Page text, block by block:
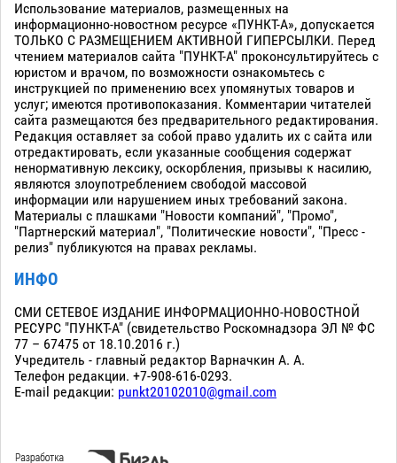
Использование материалов, размещенных на
информационно-новостном ресурсе «ПУНКТ-А», допускается
ТОЛЬКО С РАЗМЕЩЕНИЕМ АКТИВНОЙ ГИПЕРСЫЛКИ. Перед
чтением материалов сайта "ПУНКТ-А" проконсультируйтесь с
юристом и врачом, по возможности ознакомьтесь с
инструкцией по применению всех упомянутых товаров и
услуг; имеются противопоказания. Комментарии читателей
сайта размещаются без предварительного редактирования.
Редакция оставляет за собой право удалить их с сайта или
отредактировать, если указанные сообщения содержат
ненормативную лексику, оскорбления, призывы к насилию,
являются злоупотреблением свободой массовой
информации или нарушением иных требований закона.
Материалы с плашками "Новости компаний", "Промо",
"Партнерский материал", "Политические новости", "Пресс -
релиз" публикуются на правах рекламы.
ИНФО
СМИ СЕТЕВОЕ ИЗДАНИЕ ИНФОРМАЦИОННО-НОВОСТНОЙ
РЕСУРС "ПУНКТ-А" (свидетельство Роскомнадзора ЭЛ № ФС
77 – 67475 от 18.10.2016 г.)
Учредитель - главный редактор Варначкин А. А.
Телефон редакции. +7-908-616-0293.
E-mail редакции: punkt20102010@gmail.com